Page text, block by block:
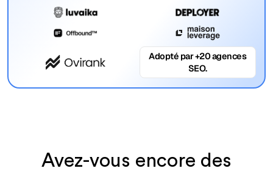
Adopté par +20 agences
SEO.
Avez-vous encore des